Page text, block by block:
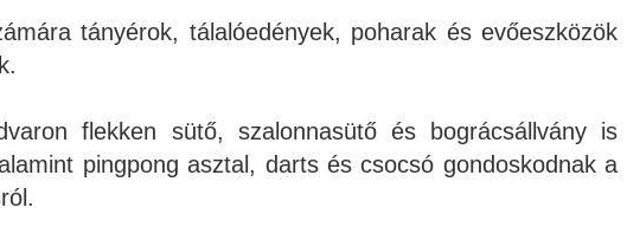
tányérok, tálalóedények, poharak és evőeszközök
flekken sütő, szalonnasütő és bográcsállvány is
pingpong asztal, darts és csocsó gondoskodnak a